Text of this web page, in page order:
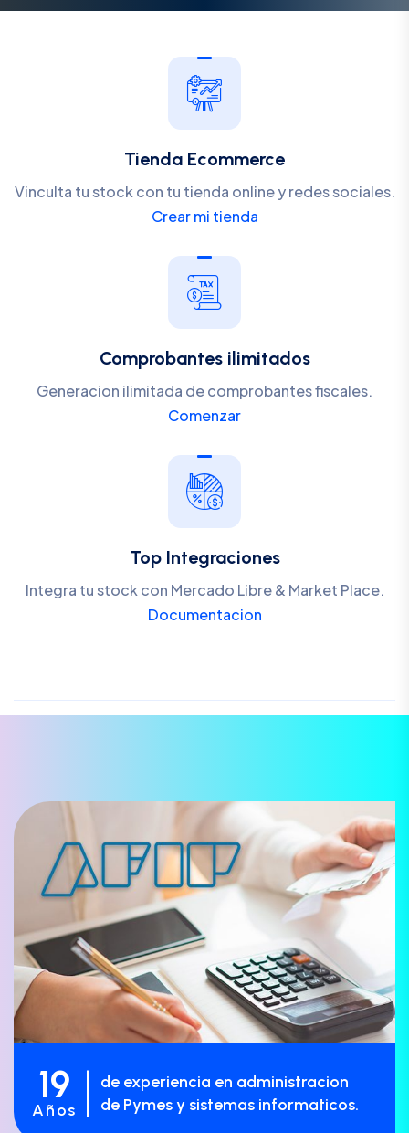
Tienda Ecommerce
Vinculta tu stock con tu tienda online y redes sociales.
Crear mi tienda
Comprobantes ilimitados
Generacion ilimitada de comprobantes fiscales.
Comenzar
Top Integraciones
Integra tu stock con Mercado Libre & Market Place.
Documentacion
19
Años
de experiencia en administracion
de Pymes y sistemas informaticos.